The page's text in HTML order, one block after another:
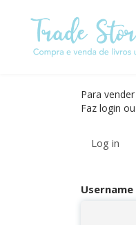
content
Para
Faz login
Log in
Username